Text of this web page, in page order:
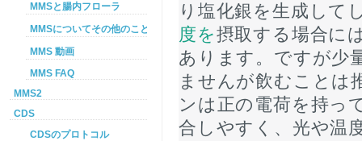
り塩化銀を生成して
度を摂取する場合に
あります。ですが少
ませんが飲むことは
ンは正の電荷を持っ
合しやすく、光や温
MMSと腸内フローラ
MMSについてその他のこと
MMS 動画
MMS FAQ
MMS2
CDS
CDSのプロトコル